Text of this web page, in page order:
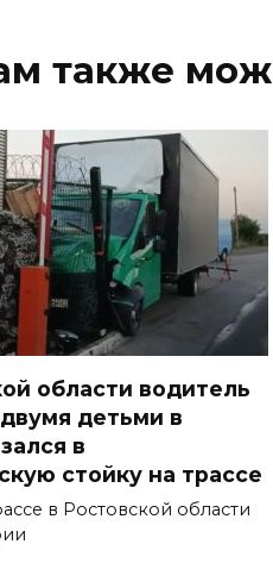
также
области водитель
детьми в
в
стойку на трассе
в Ростовской области